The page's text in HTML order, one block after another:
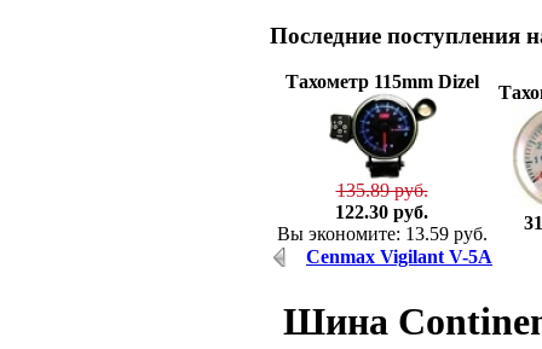
Последние поступления
Тахометр 115mm Dizel
135.89 руб.
122.30 руб.
Вы экономите: 13.59 руб.
Cenmax Vigilant V-5A
Шина